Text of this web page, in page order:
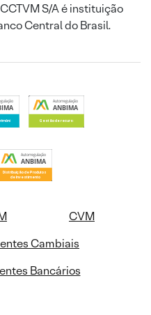
S/A é instituição
Central do Brasil.
CVM
Cambiais
Bancários